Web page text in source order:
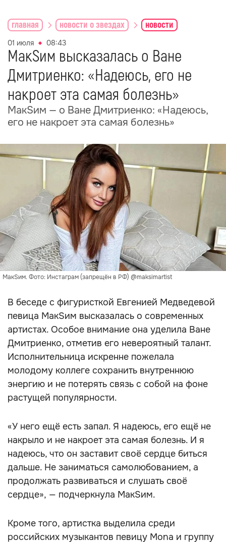
главная новости о звездах новости
01 июля 08:43
МакSим высказалась о Ване
Дмитриенко: «Надеюсь, его не
накроет эта самая болезнь»
МакSим — о Ване Дмитриенко: «Надеюсь,
его не накроет эта самая болезнь»
МакSим. Фото: Инстаграм (запрещён в РФ) @maksimartist
В беседе с фигуристкой Евгенией Медведевой
певица МакSим высказалась о современных
артистах. Особое внимание она уделила Ване
Дмитриенко, отметив его невероятный талант.
Исполнительница искренне пожелала
молодому коллеге сохранить внутреннюю
энергию и не потерять связь с собой на фоне
растущей популярности.
«У него ещё есть запал. Я надеюсь, его ещё не
накрыло и не накроет эта самая болезнь. И я
надеюсь, что он заставит своё сердце биться
дальше. Не заниматься самолюбованием, а
продолжать развиваться и слушать своё
сердце», — подчеркнула МакSим.
Кроме того, артистка выделила среди
российских музыкантов певицу Mona и группу